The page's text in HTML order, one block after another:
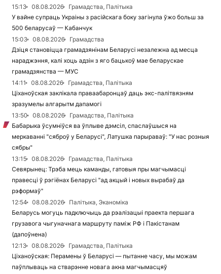
15:13
08.08.2026
Грамадства, Палітыка
У вайне супраць Украіны з расійскага боку загінула ўжо больш за
500 беларусаў — Кабанчук
15:03
08.08.2026
Грамадства
Дзіця становіцца грамадзянінам Беларусі незалежна ад месца
нараджэння, калі хоць адзін з яго бацькоў мае беларускае
грамадзянства — МУС
14:11
08.08.2026
Грамадства, Палітыка
Ціханоўская заклікала праваабаронцаў даць экс-палітвязням
зразумелы алгарытм дапамогі
13:50
08.08.2026
Грамадства, Палітыка
Бабарыка ўсумніўся ва ўплыве дэмсіл, спаслаўшыся на
меркаванні "сяброў у Беларусі", Латушка парыраваў: "У нас розныя
сябры"
13:15
08.08.2026
Грамадства, Палітыка
Севярынец: Трэба мець каманды, гатовыя пры магчымасці
правесці ў рэгіёнах Беларусі "ад акцый і новых вырабаў да
рэформаў"
12:54
08.08.2026
Палітыка, Эканоміка
Беларусь могуць падключыць да рэалізацыі праекта першага
грузавога чыгуначнага маршруту паміж РФ і Пакістанам
(дапоўнена)
12:13
08.08.2026
Грамадства, Палітыка
Ціханоўская: Перамены ў Беларусі — пытанне часу, мы можам
паўплываць на стварэнне новага акна магчымасцяў